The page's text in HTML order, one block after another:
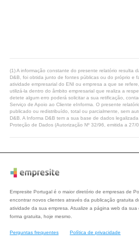
(1) A informação constante do presente relatório resulta
D&B, foi obtida junto de fontes públicas ou do próprio e
atividade empresarial do ENI ou empresa a que se
utilizá-la dentro do âmbito empresarial que realiza a
detete algum erro poderá solicitar a sua retificação,
Serviço de Apoio ao Cliente eInforma. O presente
publicado ou redistribuído, total ou parcialmente, sem
D&B. A Informa D&B tem a sua base de dados
Proteção de Dados (Autorização Nº 32/96, emitida a 27/
Empresite Portugal é o maior diretório de empresas de
encontrar novos clientes através da publicação gratuita
atividade da sua empresa. Atualize a página web da sua
forma gratuita, hoje mesmo.
Perguntas frequentes Política de privacidade